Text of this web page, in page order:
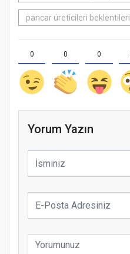
pancar üreticileri beklentileri
0 0 0
Yorum Yazın